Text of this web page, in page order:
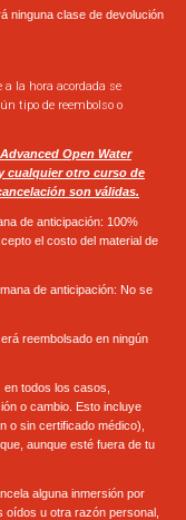
ninguna clase de devolución
a la hora acordada se
tipo de reembolso o
Open Water
cualquier otro curso de
son válidas.
de anticipación: 100%
el costo del material de
de anticipación: No se
reembolsado en ningún
todos los casos,
o cambio. Esto incluye
o sin certificado médico),
aunque esté fuera de tu
alguna inmersión por
oídos u otra razón personal,